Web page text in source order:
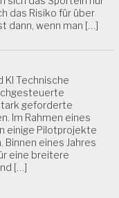
das Risiko für über
dann, wenn man […]
KI Technische
geforderte
Im Rahmen eines
einige Pilotprojekte
eines Jahres
eine breitere
[…]